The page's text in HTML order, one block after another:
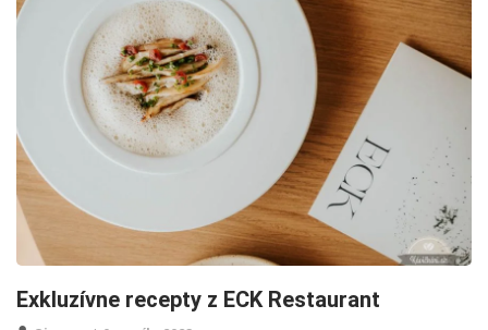
Exkluzívne recepty z ECK Restaurant